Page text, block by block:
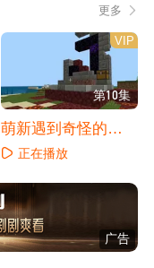
更多
第10集
VIP
萌新遇到奇怪的出
生点正在播放
广告